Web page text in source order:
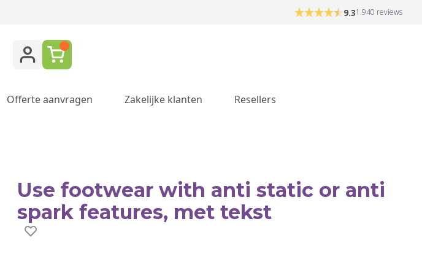
9.31.940 reviews
Offerte aanvragen Zakelijke klanten Resellers
Use footwear with anti static or anti
spark features, met tekst